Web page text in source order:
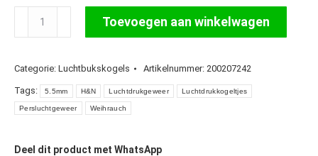
Baracuda
5,5
mm
stuks
Toevoegen aan winkelwagen
Categorie: Luchtbukskogels Artikelnummer: 200207242
Tags: 5.5mm H&N Luchtdrukgeweer Luchtdrukkogeltjes
Persluchtgeweer Weihrauch
Deel dit product met WhatsApp